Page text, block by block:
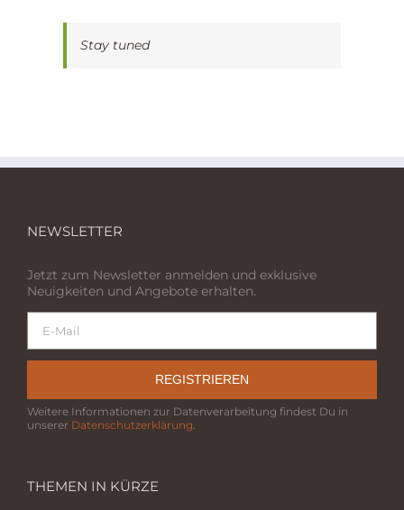
Stay tuned
NEWSLETTER
Jetzt zum Newsletter anmelden und exklusive
Neuigkeiten und Angebote erhalten.
REGISTRIEREN
Weitere Informationen zur Datenverarbeitung findest Du in
unserer Datenschutzerklärung
THEMEN IN KÜRZE